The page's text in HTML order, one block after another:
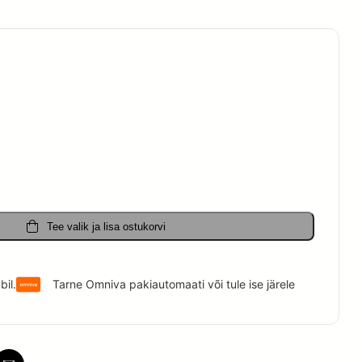
Tee valik ja lisa ostukorvi
Tarne Omniva pakiautomaati või tule ise järele